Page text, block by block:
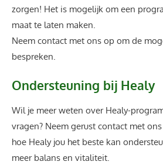
zorgen! Het is mogelijk om een
maat te laten maken.
Neem contact met ons op om de
bespreken.
Ondersteuning bij Healy
Wil je meer weten over Healy-
vragen? Neem gerust contact met
hoe Healy jou het beste kan
meer balans en vitaliteit.